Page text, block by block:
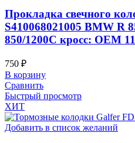
Прокладка свечного
S410068021005 BMW R
850/1200C кросс: OEM
750 ₽
В корзину
Сравнить
Быстрый просмотр
ХИТ
Добавить в список желаний